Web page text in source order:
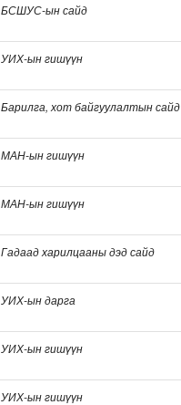
БСШУС-ын сайд
УИХ-ын гишүүн
Барилга, хот байгуулалтын сайд
МАН-ын гишүүн
МАН-ын гишүүн
Гадаад харилцааны дэд сайд
УИХ-ын дарга
УИХ-ын гишүүн
УИХ-ын гишүүн